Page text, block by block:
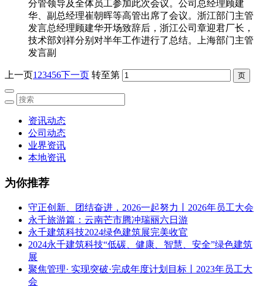
分管领导及全体员工参加此次会议。公司总经理顾建
华、副总经理崔朝晖等高管出席了会议。浙江部门主管
发言总经理顾建华开场致辞后，浙江公司章迎君厂长，
技术部刘祥分别对半年工作进行了总结。上海部门主管
发言副
上一页1 23456下一页 转至第
资讯动态
公司动态
业界资讯
本地资讯
为你推荐
守正创新、团结奋进，2026一起努力丨2026年员工大会
永千旅游篇：云南芒市腾冲瑞丽六日游
永千建筑科技2024绿色建筑展完美收官
2024永千建筑科技“低碳、健康、智慧、安全”绿色建筑
展
聚焦管理· 实现突破·完成年度计划目标丨2023年员工大
会